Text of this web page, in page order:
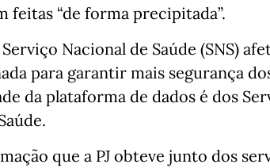
feitas “de forma precipitada”.
Nacional de Saúde (SNS)
para garantir mais segurança
da plataforma de dados é dos
que a PJ obteve junto dos